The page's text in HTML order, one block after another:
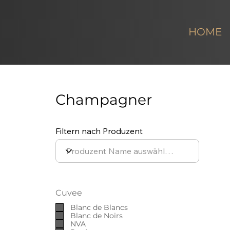
HOME
Filtern nach Produzent
Cuvee
Blanc de Blancs
Blanc de Noirs
NVA
Champagner